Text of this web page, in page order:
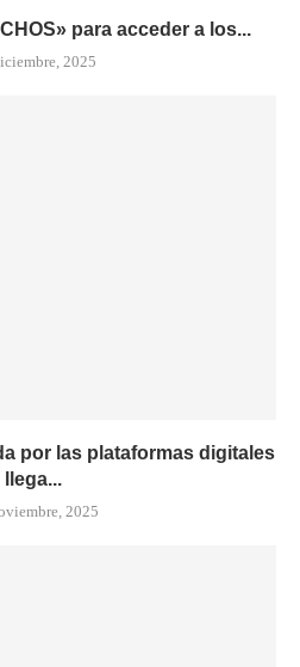
para acceder a los...
2025
por las plataformas digitales
llega...
2025